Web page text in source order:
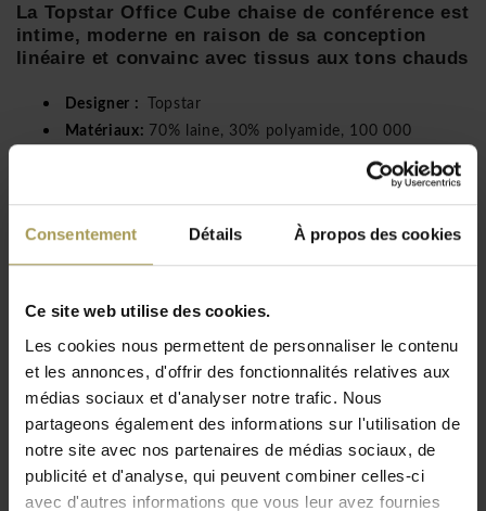
Consentement Détails À propos des cookies
Ce site web utilise des cookies.
Les cookies nous permettent de personnaliser le contenu
et les annonces, d'offrir des fonctionnalités relatives aux
médias sociaux et d'analyser notre trafic. Nous
partageons également des informations sur l'utilisation de
notre site avec nos partenaires de médias sociaux, de
publicité et d'analyse, qui peuvent combiner celles-ci
avec d'autres informations que vous leur avez fournies
La Topstar Office Cube chaise de conférence est
intime, moderne en raison de sa conception
linéaire et convainc avec tissus aux tons chauds
Designer :
Topstar
Matériaux: 70% laine, 30% polyamide, 100 000
L'assise innovant apporte une mobilité en trois dimensions
vertus ergonomiques. Discussions détendues, nouvelles
chromé.
Si confortable qu’un fauteuil et aussi flexible
Lire plus